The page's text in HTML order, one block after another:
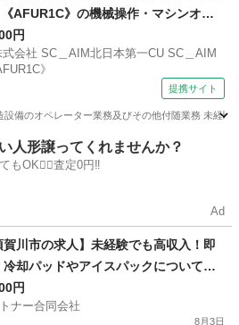
AFUR1C》の機械操作・マシンオペ
社員登用あり】
円
式会社 SC＿AIM北日本第一CU SC＿AIM
》
提携サイト
設備のオペレーター業務及びその他付随業務 未経
人形譲ってくれませんか？
もOK🙆‍♀️査定0円‼️
Ad
賀川市の求人】未経験でも高収入！即
冷却パッドやアイスパックについての
ッフ
円
ナー合同会社
8月3日